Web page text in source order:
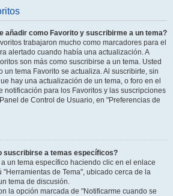
añadir como Favorito y suscribirme a un tema?
trabajaron mucho como marcadores para el
alertado cuando había una actualización. A
son más como suscribirse a un tema. Usted
un tema Favorito se actualiza. Al suscribirte, sin
hay una actualización de un tema, o foro en el
notificación para los Favoritos y las suscripciones
de Control de Usuario, en "Preferencias de
suscribirse a temas específicos?
un tema específico haciendo clic en el enlace
de Tema", ubicado cerca de la
tema de discusión.
la opción marcada de "Notificarme cuando se